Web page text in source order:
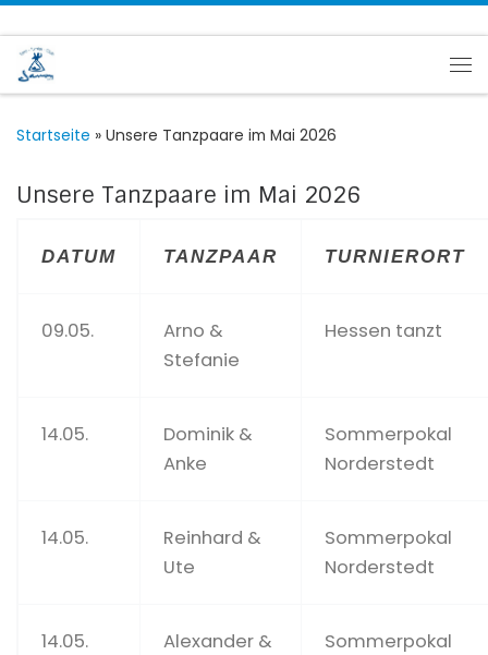
Zum Inhalt springen
Startseite » Unsere Tanzpaare im Mai 2026
Unsere Tanzpaare im Mai 2026
DATUM TANZPAAR TURNIERORT
09.05.
Arno &
Stefanie
Hessen tanzt
14.05.
Dominik &
Anke
Sommerpokal
Norderstedt
14.05.
Reinhard &
Ute
Sommerpokal
Norderstedt
14.05.
Alexander &
Sommerpokal